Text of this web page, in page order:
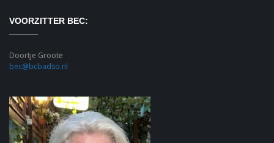
VOORZITTER BEC:
Doortje Groote
bec@bcbadso.nl